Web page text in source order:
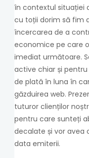
în contextul situației
cu toții dorim să fim
încercarea de a
economice pe care
imediat următoare.
active chiar și
de plată în luna în
găzduirea web.
tuturor clienților
pentru care sunteți
decalate și vor avea
data emiterii.